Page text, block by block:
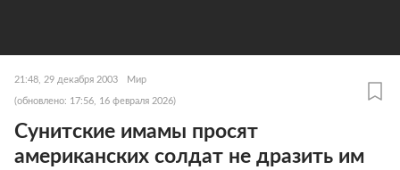
21:48, 29 декабря 2003 Мир
(обновлено: 17:56, 16 февраля 2026)
Сунитские имамы просят
американских солдат не дразить им